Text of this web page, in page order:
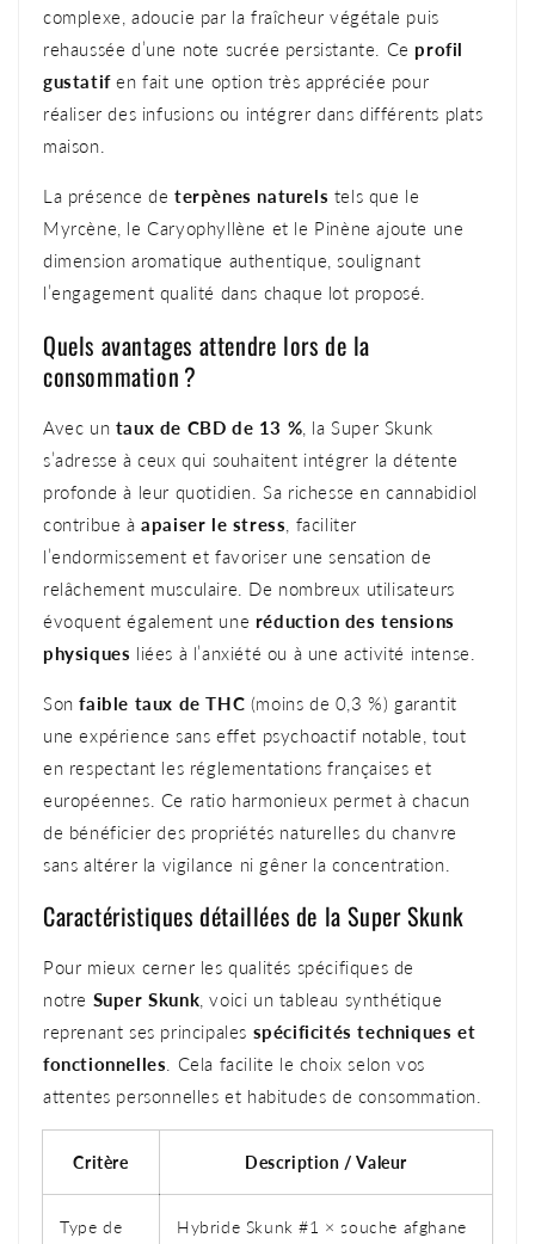
complexe, adoucie par la fraîcheur végétale puis
rehaussée d’une note sucrée persistante. Ce profil
gustatif en fait une option très appréciée pour
réaliser des infusions ou intégrer dans différents plats
maison.
La présence de terpènes naturels tels que le
Myrcène, leCaryophyllène et le Pinèneajoute une
dimension aromatique authentique, soulignant
l’engagement qualité dans chaque lot proposé.
Quels avantages attendre lors de la
consommation ?
Avec un taux de CBD de 13 % , la Super Skunk
s’adresse à ceux qui souhaitent intégrer la détente
profonde à leur quotidien. Sa richesse en cannabidiol
contribue à apaiser le stress , faciliter
l’endormissement et favoriser une sensation de
relâchement musculaire. De nombreux utilisateurs
évoquent également une réduction des tensions
physiques liées à l’anxiété ou à une activité intense.
Son faible taux de THC (moins de 0,3 %) garantit
une expérience sans effet psychoactif notable, tout
en respectant les réglementations françaises et
européennes. Ce ratio harmonieux permet à chacun
de bénéficier des propriétés naturelles du chanvre
sans altérer la vigilance ni gêner la concentration.
Caractéristiques détaillées de la Super Skunk
Pour mieux cerner les qualités spécifiques de
notre Super Skunk , voici un tableau synthétique
reprenant ses principales spécificités techniques et
fonctionnelles . Cela facilite le choix selon vos
attentes personnelles et habitudes de consommation.
Critère Description / Valeur
Type de
Hybride Skunk #1 × souche afghane